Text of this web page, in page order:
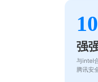
10
强
与intel
腾讯安